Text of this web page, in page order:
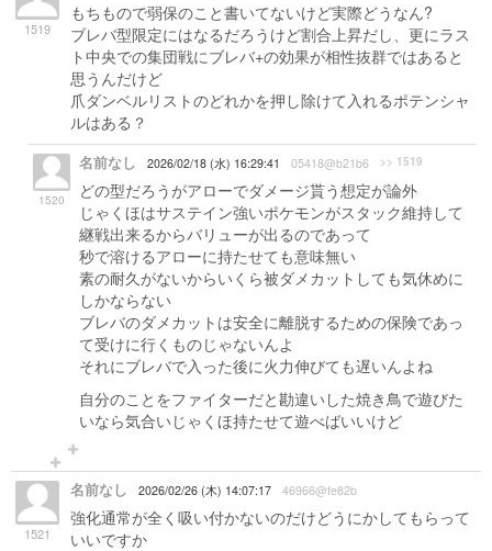
1519
もちもので弱保のこと書いてないけど実際どうなん?
ブレバ型限定にはなるだろうけど割合上昇だし、更にラス
ト中央での集団戦にブレバ+の効果が相性抜群ではあると
思うんだけど
爪ダンベルリストのどれかを押し除けて入れるポテンシャ
ルはある？
1520
名前なし 2026/02/18 (水) 16:29:41 05418@b21b6 >> 1519
どの型だろうがアローでダメージ貰う想定が論外
じゃくほはサステイン強いポケモンがスタック維持して
継戦出来るからバリューが出るのであって
秒で溶けるアローに持たせても意味無い
素の耐久がないからいくら被ダメカットしても気休めに
しかならない
ブレバのダメカットは安全に離脱するための保険であっ
て受けに行くものじゃないんよ
それにブレバで入った後に火力伸びても遅いんよね
自分のことをファイターだと勘違いした焼き鳥で遊びた
いなら気合いじゃくほ持たせて遊べばいいけど
1521
名前なし 2026/02/26 (木) 14:07:17 46966@fe82b
強化通常が全く吸い付かないのだけどうにかしてもらって
いいですか